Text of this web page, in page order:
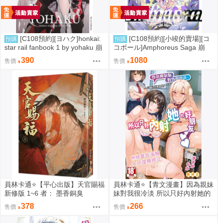
預購 [C108預約][ヨハク]honkai:
star rail fanbook 1 by yohaku 崩
壞：星穹鐵道 同人誌id=3767971
售價 390
預購 [C108預約][小竣的賣場][コ
コボール]Amphoreus Saga 崩
壞：星穹鐵道 同人誌id=3745928
售價 1080
員林卡通⭐️【平心出版】天官賜福
新修版 1~6 者： 墨香銅臭
售價 378
員林卡通⭐️【青文漫畫】因為親妹
妹對我很冷淡 所以只好內射她的
好朋友（全） 作者： あきさかや
もか
售價 266